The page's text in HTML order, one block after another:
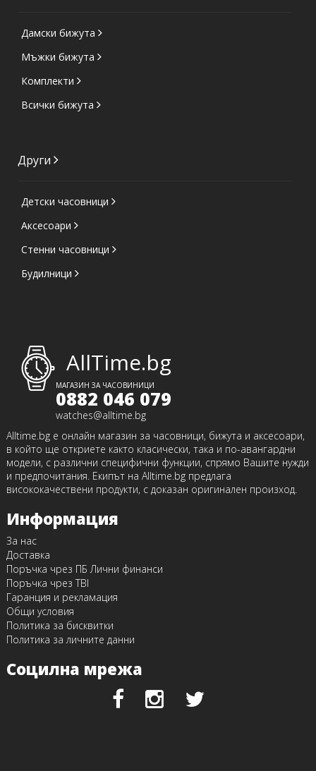
Дамски бижута
Мъжки бижута
Комплекти
Всички бижута
Други
Детски часовници
Аксесоари
Стенни часовници
Будилници
AllTime.bg
МАГАЗИН ЗА ЧАСОВИНИЦИ
0882 046 079
watches@alltime.bg
Alltime.bg е онлайн магазин за часовници, бижута и аксесоари,
в който ще откриете както класически, така и по-авангардни
модели, с различни специфични функции, спрямо Вашите нужди
и предпочитания. Екипът на Alltime.bg предлага
висококачествени продукти, с доказан оригинален произход.
Информация
За нас
Доставка
Поръчка чрез ПБ Лични финанси
Поръчка чрез TBI
Гаранция и рекламация
Общи условия
Политика за бисквитки
Политика за личните данни
Социлна мрежа